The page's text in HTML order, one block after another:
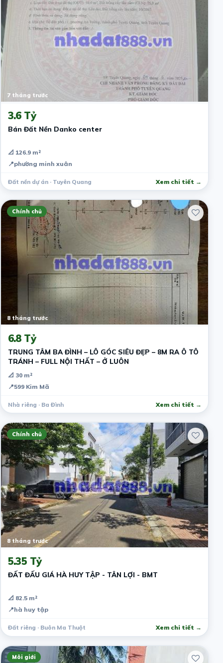
7 tháng trước
3.6 Tỷ
Bán Đất Nền Danko center
📐 126.9 m²
📍phường minh xuân
Đất nền dự án · Tuyên Quang Xem chi tiết →
Chính chủ
8 tháng trước
6.8 Tỷ
TRUNG TÂM BA ĐÌNH – LÔ GÓC SIÊU ĐẸP – 8M RA Ô TÔ
TRÁNH – FULL NỘI THẤT – Ở LUÔN
📐 30 m²
📍599 Kim Mã
Nhà riêng · Ba Đình Xem chi tiết →
Chính chủ
8 tháng trước
5.35 Tỷ
ĐẤT ĐẤU GIÁ HÀ HUY TẬP - TÂN LỢI - BMT
📐 82.5 m²
📍hà huy tập
Đất riêng · Buôn Ma Thuột Xem chi tiết →
Môi giới